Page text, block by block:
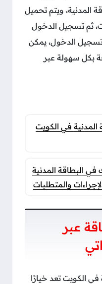
المدنية، ويتم تحميل
ثم تسجيل الدخول
تسجيل الدخول، يمكن
بكل سهولة عبر
المدنية في الكويت
في البطاقة المدنية
والمتطلبات
عبر
في الكويت تعد خيارًا